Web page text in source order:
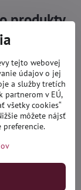
produkty
tejto webovej
údajov o jej
a služby tretích
partnerom v EÚ,
všetky cookies“
môžete nájsť